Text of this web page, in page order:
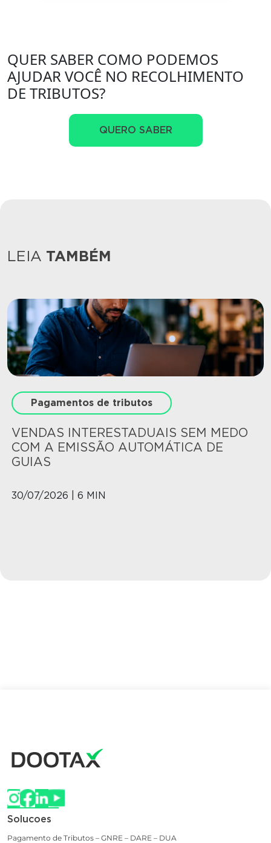
QUER SABER COMO PODEMOS
AJUDAR VOCÊ NO RECOLHIMENTO
DE TRIBUTOS?
QUERO SABER
LEIA TAMBÉM
Pagamentos de tributos
VENDAS INTERESTADUAIS SEM MEDO
COM A EMISSÃO AUTOMÁTICA DE
GUIAS
30/07/2026 | 6 MIN
Solucoes
Pagamento de Tributos – GNRE – DARE – DUA